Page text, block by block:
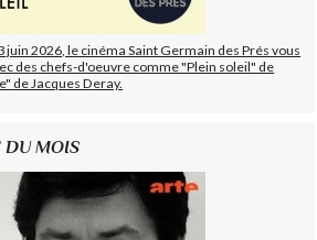
2026, le cinéma Saint Germain des Prés vous
des chefs-d'oeuvre comme "Plein soleil" de
de Jacques Deray.
DU MOIS